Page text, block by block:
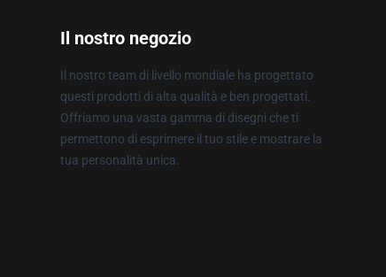
Il nostro negozio
Il nostro team di livello mondiale ha progettato
questi prodotti di alta qualità e ben progettati.
Offriamo una vasta gamma di disegni che ti
permettono di esprimere il tuo stile e mostrare la
tua personalità unica.